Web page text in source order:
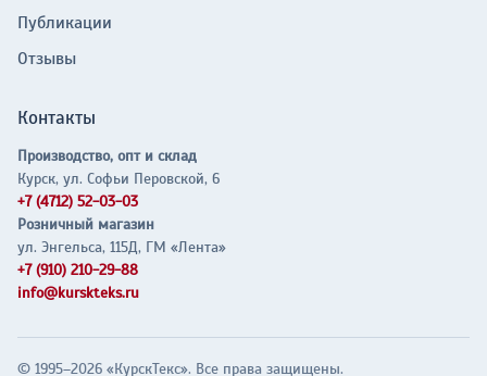
Публикации
Отзывы
Контакты
Производство, опт и склад
Курск, ул. Софьи Перовской, 6
+7 (4712) 52-03-03
Розничный магазин
ул. Энгельса, 115Д, ГМ «Лента»
+7 (910) 210-29-88
info@kurskteks.ru
© 1995–2026 «КурскТекс». Все права защищены.